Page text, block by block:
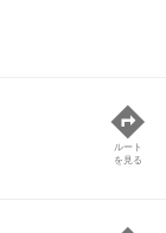
ルート
を見る